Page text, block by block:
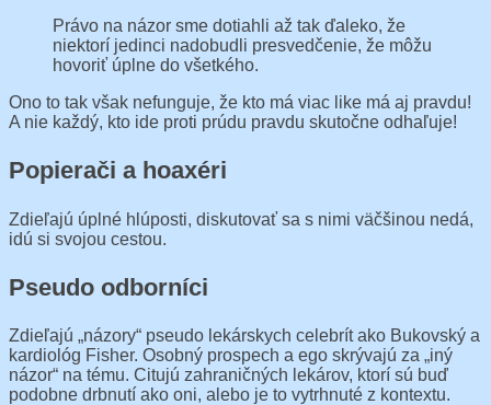
Právo na názor sme dotiahli až tak ďaleko, že
niektorí jedinci nadobudli presvedčenie, že môžu
hovoriť úplne do všetkého.
Ono to tak však nefunguje, že kto má viac like má aj pravdu!
A nie každý, kto ide proti prúdu pravdu skutočne odhaľuje!
Popierači a hoaxéri
Zdieľajú úplné hlúposti, diskutovať sa s nimi väčšinou nedá,
idú si svojou cestou.
Pseudo odborníci
Zdieľajú „názory“ pseudo lekárskych celebrít ako Bukovský a
kardiológ Fisher. Osobný prospech a ego skrývajú za „iný
názor“ na tému. Citujú zahraničných lekárov, ktorí sú buď
podobne drbnutí ako oni, alebo je to vytrhnuté z kontextu.